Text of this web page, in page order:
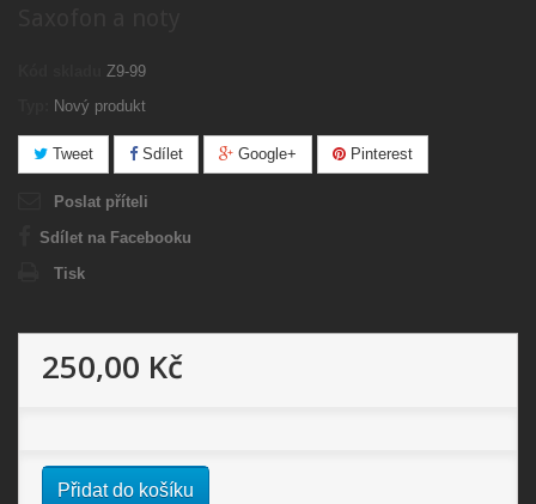
Z9-99
Nový produkt
Tweet Sdílet Google+ Pinterest
Poslat příteli
Sdílet na Facebooku
Tisk
250,00 Kč
Přidat do košíku